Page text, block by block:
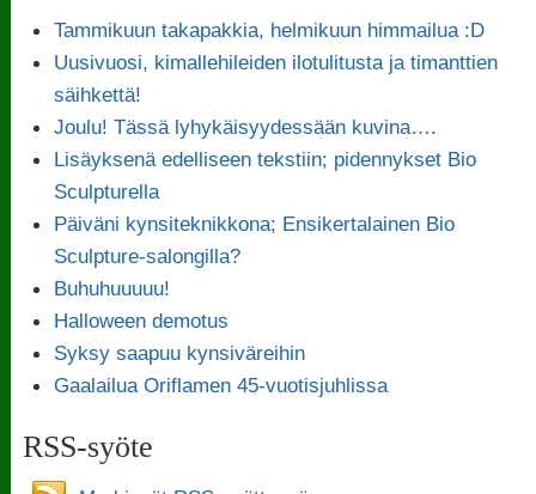
Tammikuun takapakkia, helmikuun himmailua :D
Uusivuosi, kimallehileiden ilotulitusta ja timanttien
säihkettä!
Joulu! Tässä lyhykäisyydessään kuvina….
Lisäyksenä edelliseen tekstiin; pidennykset Bio
Sculpturella
Päiväni kynsiteknikkona; Ensikertalainen Bio
Sculpture-salongilla?
Buhuhuuuuu!
Halloween demotus
Syksy saapuu kynsiväreihin
Gaalailua Oriflamen 45-vuotisjuhlissa
RSS-syöte